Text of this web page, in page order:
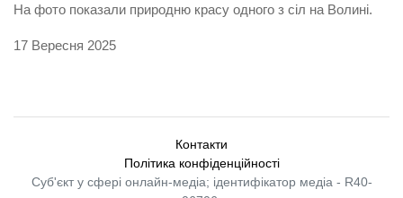
На фото показали природню красу одного з сіл на Волині.
17 Вересня 2025
Контакти
Політика конфіденційності
Суб'єкт у сфері онлайн-медіа; ідентифікатор медіа - R40-